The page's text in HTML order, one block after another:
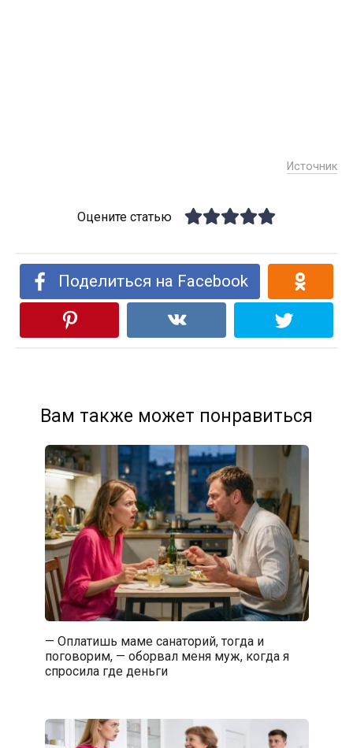
Источник
Оцените статью
Поделиться на Facebook
Вам также может понравиться
— Оплатишь маме санаторий, тогда и
поговорим, — оборвал меня муж, когда я
спросила где деньги